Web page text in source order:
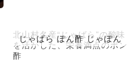
じゃばら ぽん酢 じゃぽん
北山村名産“じゃばら”の酸味
を活かした、栄養満点のポン
酢